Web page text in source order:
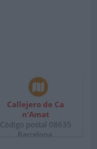
Callejero de Ca
n'Amat
Código postal 08635
Barcelona.